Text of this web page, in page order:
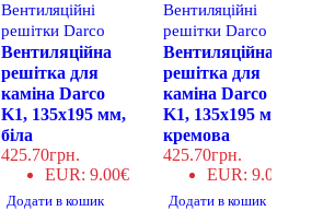
Вентиляційні
решітки Darco
Вентиляційна
решітка для
каміна Darco
K1, 135х195 мм,
біла
425.70грн.
EUR:9.00€
Додати в кошик
Вентиляційні
решітки Darco
Вентиляційна
решітка для
каміна Darco
K1, 135х195 мм,
кремова
425.70грн.
EUR: 9.00€
Додати в кошик